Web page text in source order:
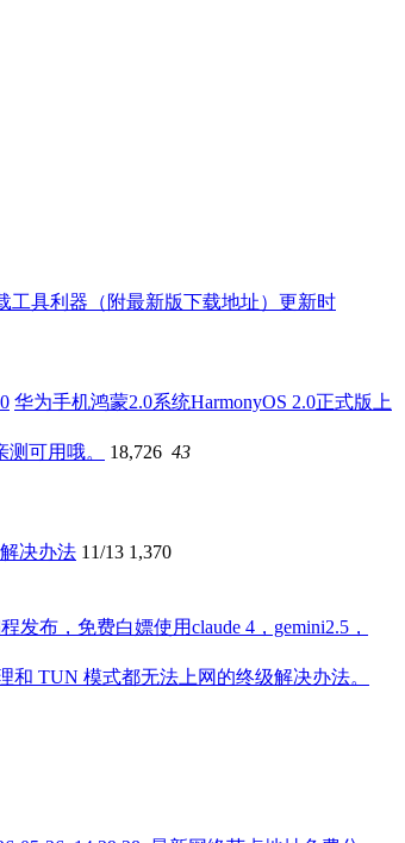
工具利器（附最新版下载地址）更新时
华为手机鸿蒙2.0系统HarmonyOS 2.0正式版上
可用哦。
18,726 43
决办法 11/13 1,370
发布，免费白嫖使用claude 4，gemini2.5，
和 TUN 模式都无法上网的终级解决办法。